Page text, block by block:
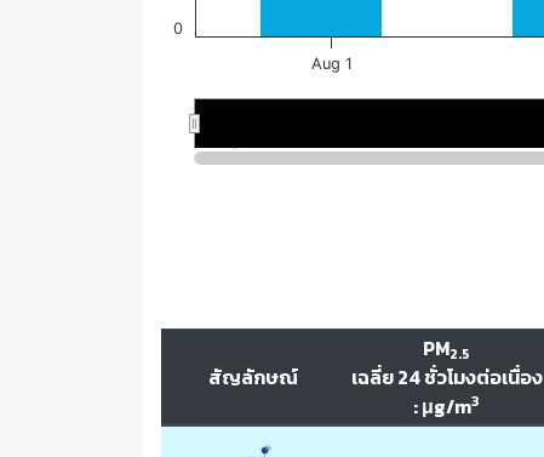
สัญลักษณ์
PM2.5
เฉลี่ย 24 ชั่วโมงต่อเนื่อง
: μg/m3